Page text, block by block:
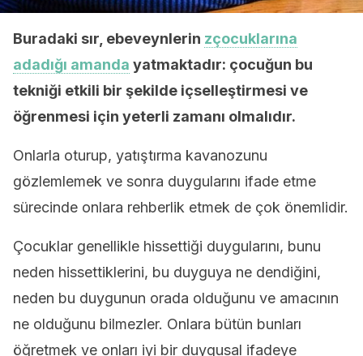
Buradaki sır, ebeveynlerin zçocuklarına
adadığı amanda yatmaktadır: çocuğun bu
tekniği etkili bir şekilde içselleştirmesi ve
öğrenmesi için yeterli zamanı olmalıdır.
Onlarla oturup, yatıştırma kavanozunu
gözlemlemek ve sonra duygularını ifade etme
sürecinde onlara rehberlik etmek de çok önemlidir.
Çocuklar genellikle hissettiği duygularını, bunu
neden hissettiklerini, bu duyguya ne dendiğini,
neden bu duygunun orada olduğunu ve amacının
ne olduğunu bilmezler. Onlara bütün bunları
öğretmek ve onları iyi bir duygusal ifadeye